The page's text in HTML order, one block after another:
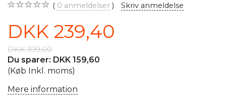
0 anmeldelser Skriv anmeldelse
DKK 239,40
DKK 399,00
Du sparer: DKK 159,60
(Køb Inkl. moms)
Mere information